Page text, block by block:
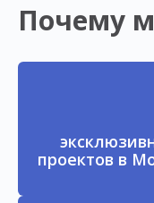
Почему
проектов в